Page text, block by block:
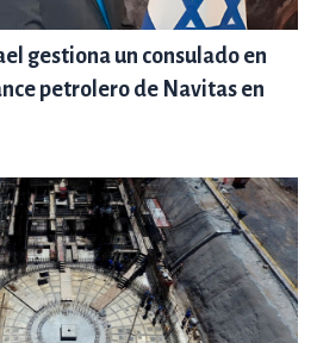
gestiona un consulado en
petrolero de Navitas en